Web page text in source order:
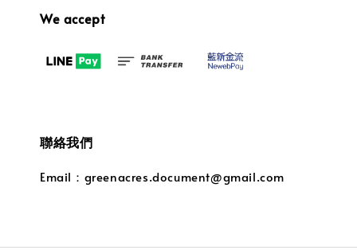
We accept
聯絡我們
Email：greenacres.document@gmail.com